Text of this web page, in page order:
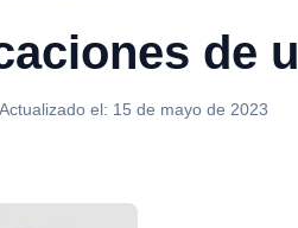
de
Actualizado el: 15 de mayo de 2023